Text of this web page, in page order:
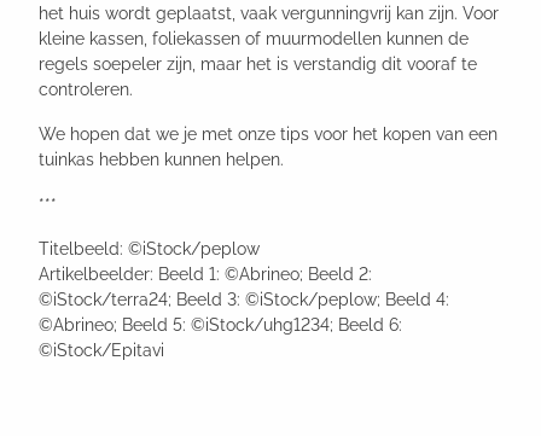
het huis wordt geplaatst, vaak vergunningvrij kan zijn. Voor
kleine kassen, foliekassen of muurmodellen kunnen de
regels soepeler zijn, maar het is verstandig dit vooraf te
controleren.
We hopen dat we je met onze tips voor het kopen van een
tuinkas hebben kunnen helpen.
***
Titelbeeld: ©iStock/peplow
Artikelbeelder: Beeld 1: ©Abrineo; Beeld 2:
©iStock/terra24; Beeld 3: ©iStock/peplow; Beeld 4:
©Abrineo; Beeld 5: ©iStock/uhg1234; Beeld 6:
©iStock/Epitavi